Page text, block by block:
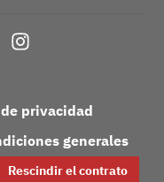
privacidad
generales
Rescindir el contrato